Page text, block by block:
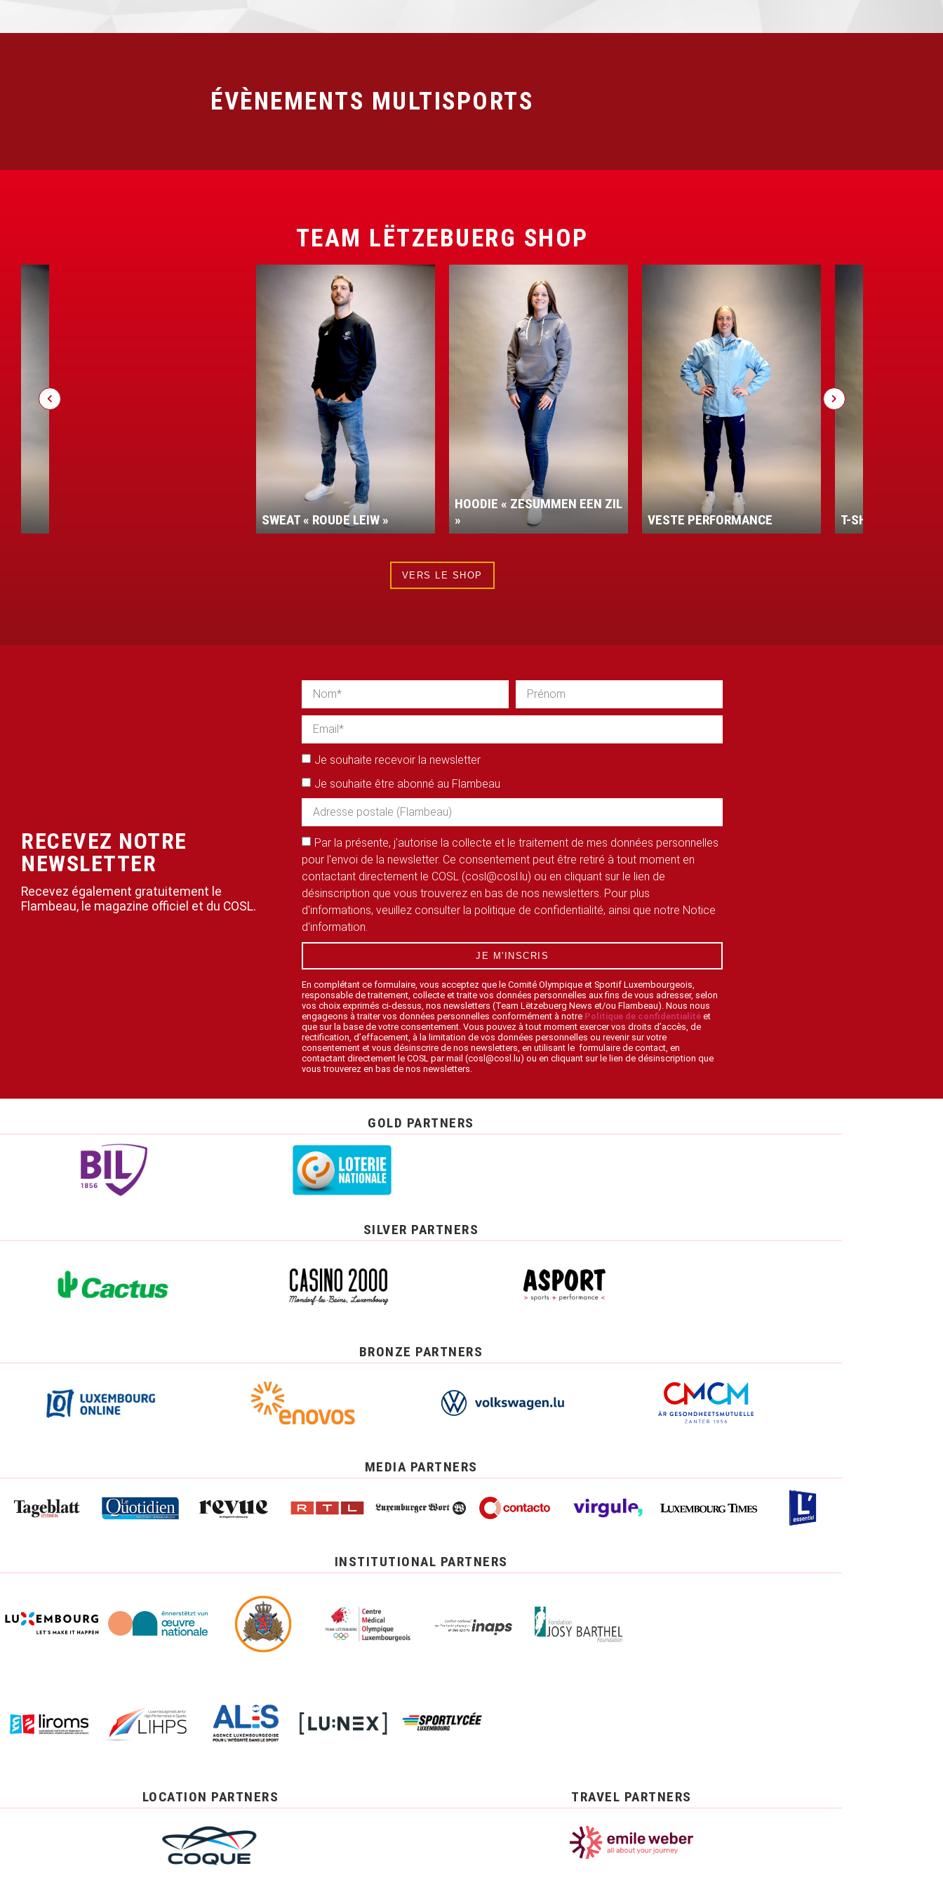
ÉVÈNEMENTS MULTISPORTS
TEAM LËTZEBUERG SHOP
SWEAT « ROUDE LEIW »
HOODIE « ZESUMMEN EEN ZIL
»
VESTE PERFORMANCE T-SHIRT HOMME
VERS LE SHOP
RECEVEZ NOTRE
NEWSLETTER
Recevez également gratuitement le
Flambeau, le magazine officiel et du COSL.
Je souhaite recevoir la newsletter
Je souhaite être abonné au Flambeau
Par la présente, j'autorise la collecte et le traitement de mes données personnelles
pour l'envoi de la newsletter. Ce consentement peut être retiré à tout moment en
contactant directement le COSL (cosl@cosl.lu) ou en cliquant sur le lien de
désinscription que vous trouverez en bas de nos newsletters. Pour plus
d'informations, veuillez consulter la politique de confidentialité, ainsi que notre Notice
d'information.
JE M'INSCRIS
En complétant ce formulaire, vous acceptez que le Comité Olympique et Sportif Luxembourgeois,
responsable de traitement, collecte et traite vos données personnelles aux fins de vous adresser, selon
vos choix exprimés ci-dessus, nos newsletters (Team Lëtzebuerg News et/ou Flambeau). Nous nous
engageons à traiter vos données personnelles conformément à notre Politique de confidentialité et
que sur la base de votre consentement. Vous pouvez à tout moment exercer vos droits d’accès, de
rectification, d’effacement, à la limitation de vos données personnelles ou revenir sur votre
consentement et vous désinscrire de nos newsletters, en utilisant le formulaire de contact, en
contactant directement le COSL par mail (cosl@cosl.lu) ou en cliquant sur le lien de désinscription que
vous trouverez en bas de nos newsletters.
GOLD PARTNERS
SILVER PARTNERS
BRONZE PARTNERS
MEDIA PARTNERS
INSTITUTIONAL PARTNERS
LOCATION PARTNERS TRAVEL PARTNERS